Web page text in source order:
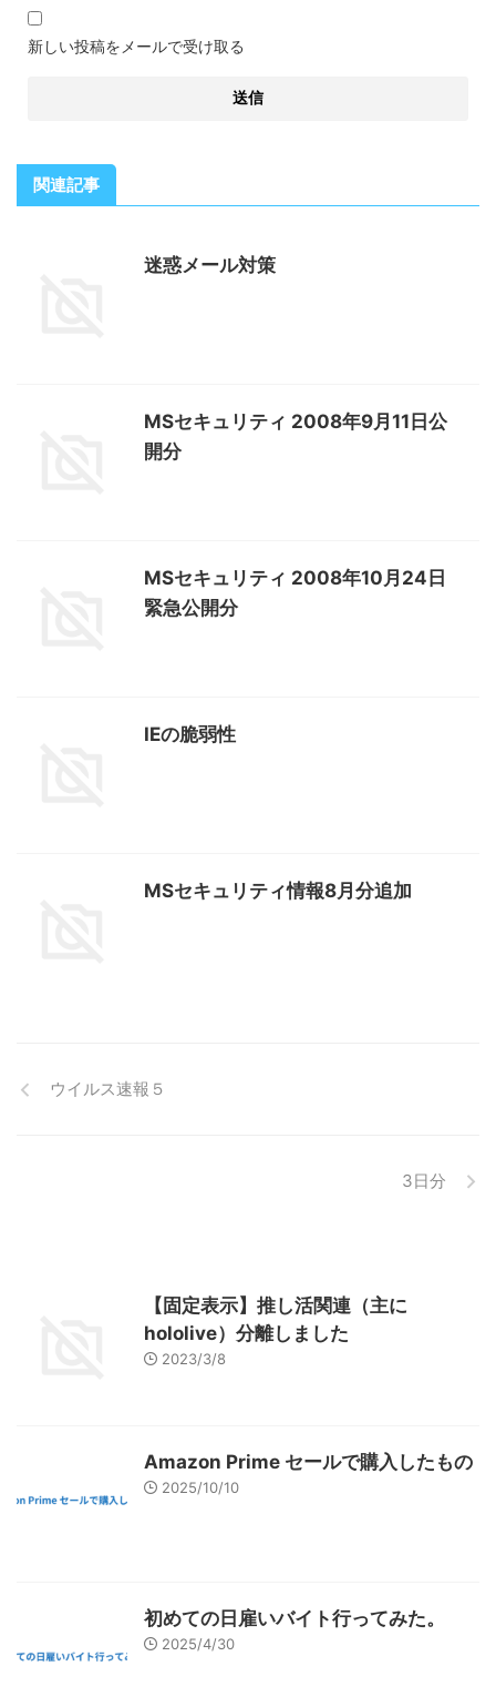
新しい投稿をメールで受け取る
関連記事
迷惑メール対策
MSセキュリティ 2008年9月11日公
開分
MSセキュリティ 2008年10月24日
緊急公開分
IEの脆弱性
MSセキュリティ情報8月分追加
ウイルス速報５
3日分
【固定表示】推し活関連（主に
hololive）分離しました
2023/3/8
Amazon Prime セールで購入したもの
2025/10/10
初めての日雇いバイト行ってみた。
2025/4/30